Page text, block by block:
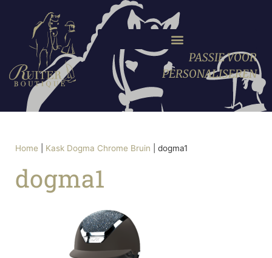
PASSIE VOOR
PERSONALISEREN
Home Kask Dogma Chrome Bruin dogma1
dogma1